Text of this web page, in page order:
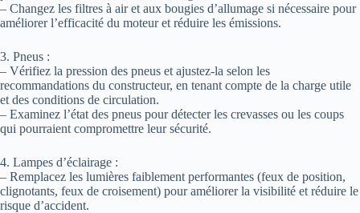
– Changez les filtres à air et aux bougies d’allumage si nécessaire pour
améliorer l’efficacité du moteur et réduire les émissions.
3. Pneus :
– Vérifiez la pression des pneus et ajustez-la selon les
recommandations du constructeur, en tenant compte de la charge utile
et des conditions de circulation.
– Examinez l’état des pneus pour détecter les crevasses ou les coups
qui pourraient compromettre leur sécurité.
4. Lampes d’éclairage :
– Remplacez les lumières faiblement performantes (feux de position,
clignotants, feux de croisement) pour améliorer la visibilité et réduire le
risque d’accident.